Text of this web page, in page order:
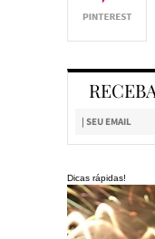
Dicas rápidas!